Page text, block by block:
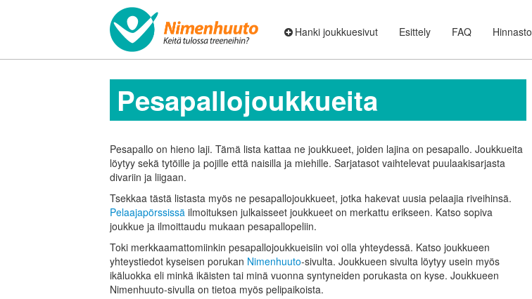
Hanki joukkuesivut Esittely FAQ Hinnasto
Pesapallo­joukkueita
Pesapallo on hieno laji. Tämä lista kattaa ne joukkueet, joiden lajina on pesapallo. Joukkueita
löytyy sekä tytöille ja pojille että naisilla ja miehille. Sarjatasot vaihtelevat puulaakisarjasta
divariin ja liigaan.
Tsekkaa tästä listasta myös ne pesapallo­joukkueet, jotka hakevat uusia pelaajia riveihinsä.
Pelaajapörssissä ilmoituksen julkaisseet joukkueet on merkattu erikseen. Katso sopiva
joukkue ja ilmoittaudu mukaan pesapallo­peliin.
Toki merkkaamattomiinkin pesapallojoukkueisiin voi olla yhteydessä. Katso joukkueen
yhteystiedot kyseisen porukan Nimenhuuto-sivulta. Joukkueen sivulta löytyy usein myös
ikäluokka eli minkä ikäisten tai minä vuonna syntyneiden porukasta on kyse. Joukkueen
Nimenhuuto-sivulla on tietoa myös pelipaikoista.